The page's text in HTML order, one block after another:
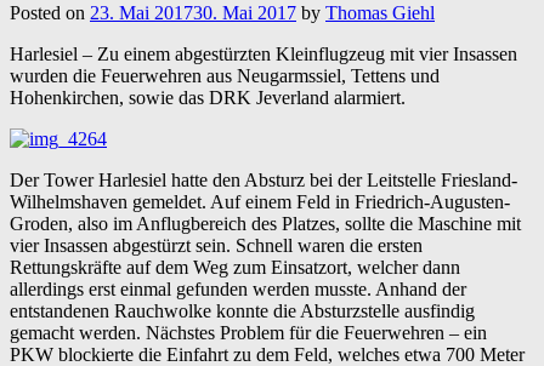
Posted on 23. Mai 201730. Mai 2017 by Thomas Giehl
Harlesiel – Zu einem abgestürzten Kleinflugzeug mit vier Insassen
wurden die Feuerwehren aus Neugarmssiel, Tettens und
Hohenkirchen, sowie das DRK Jeverland alarmiert.
Der Tower Harlesiel hatte den Absturz bei der Leitstelle Friesland-
Wilhelmshaven gemeldet. Auf einem Feld in Friedrich-Augusten-
Groden, also im Anflugbereich des Platzes, sollte die Maschine mit
vier Insassen abgestürzt sein. Schnell waren die ersten
Rettungskräfte auf dem Weg zum Einsatzort, welcher dann
allerdings erst einmal gefunden werden musste. Anhand der
entstandenen Rauchwolke konnte die Absturzstelle ausfindig
gemacht werden. Nächstes Problem für die Feuerwehren – ein
PKW blockierte die Einfahrt zu dem Feld, welches etwa 700 Meter